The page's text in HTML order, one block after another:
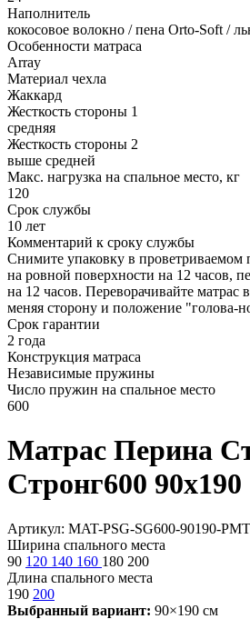
Наполнитель
кокосовое волокно / пена Orto-Soft /
Особенности матраса
Array
Материал чехла
Жаккард
Жесткость стороны 1
средняя
Жесткость стороны 2
выше средней
Макс. нагрузка на спальное место, кг
120
Срок службы
10 лет
Комментарий к сроку службы
Снимите упаковку в проветриваемом
на ровной поверхности на 12 часов,
на 12 часов. Переворачивайте матрас
меняя сторону и положение "голова-
Срок гарантии
2 года
Конструкция матраса
Независимые пружины
Число пружин на спальное место
600
Матрас Перина
Стронг600 90х190
Артикул: MAT-PSG-SG600-90190-PMT
Ширина спального места
90 120 140 160 180 200
Длина спального места
190 200
Выбранный вариант: 90×190 см